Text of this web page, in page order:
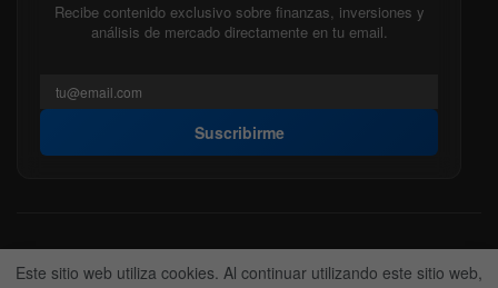
Recibe contenido exclusivo sobre finanzas, inversiones y
análisis de mercado directamente en tu email.
Suscribirme
Acerca de nosotros Politica Editorial
Nuestro Equipo
Este sitio web utiliza cookies. Al continuar utilizando este sitio web,